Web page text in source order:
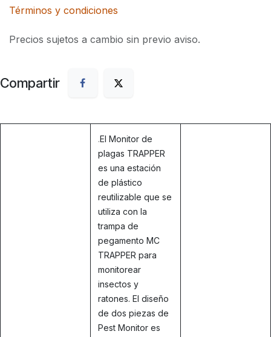
Términos y condiciones
Precios sujetos a cambio sin previo aviso.
Compartir
.El Monitor de
plagas TRAPPER
es una estación
de plástico
reutilizable que se
utiliza con la
trampa de
pegamento MC
TRAPPER para
monitorear
insectos y
ratones. El diseño
de dos piezas de
Pest Monitor es